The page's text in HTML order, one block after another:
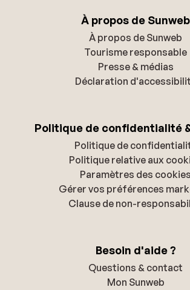
À propos de Sunweb
À propos de Sunweb
Tourisme responsable
Presse & médias
Déclaration
Politique de confidentialité
Politique de
Politique relative aux
Paramètres des cookies
Gérer vos préférences
Clause de non-
Besoin d'aide ?
Questions & contact
Mon Sunweb